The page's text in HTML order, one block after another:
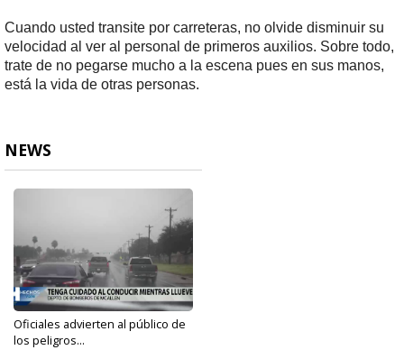
Cuando usted transite por carreteras, no olvide disminuir su
velocidad al ver al personal de primeros auxilios. Sobre todo,
trate de no pegarse mucho a la escena pues en sus manos,
está la vida de otras personas.
NEWS
Oficiales advierten al público de
los peligros...